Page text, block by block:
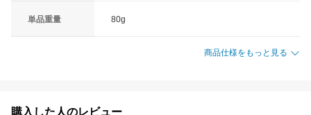
単品重量 80g
商品仕様をもっと見る
購入した人のレビュー